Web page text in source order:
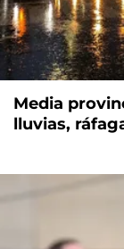
Media
lluvias,